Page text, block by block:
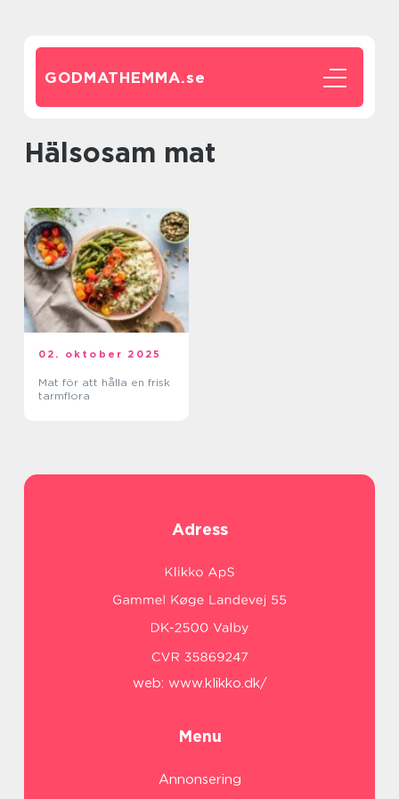
GODMATHEMMA.se
Hälsosam mat
02. oktober 2025
Mat för att hålla en frisk
tarmflora
Adress
web: www.klikko.dk/
Menu
Annonsering